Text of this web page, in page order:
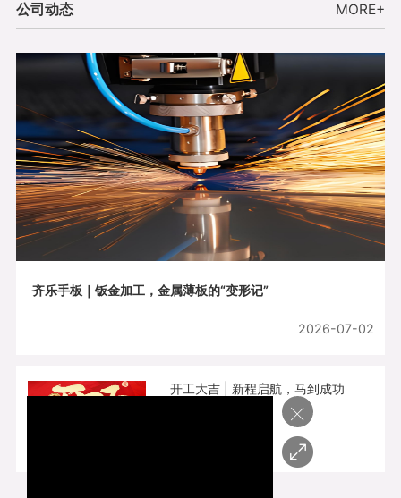
公司动态 MORE+
齐乐手板｜钣金加工，金属薄板的“变形记”
2026-07-02
开工大吉 | 新程启航，马到成功
×